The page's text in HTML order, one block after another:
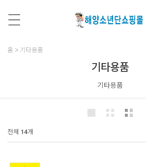
홈 기타용품
기타용품
기타용품
전체 14개